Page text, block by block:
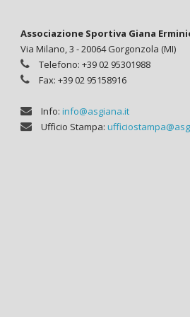
Associazione Sportiva Giana
Via Milano, 3 - 20064 Gorgonzola (MI)
Telefono: +39 02 95301988
Fax: +39 02 95158916
Info: info@asgiana.it
Ufficio Stampa: